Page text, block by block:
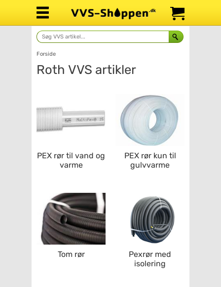
Forside
Roth
PEX rør til vand og
varme
PEX rør kun til
gulvvarme
Tom rør
Pexrør med
isolering